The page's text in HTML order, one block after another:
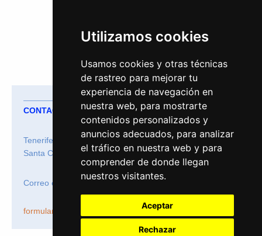
Utilizamos cookies
Usamos cookies y otras técnicas
de rastreo para mejorar tu
experiencia de navegación en
nuestra web, para mostrarte
contenidos personalizados y
anuncios adecuados, para analizar
el tráfico en nuestra web y para
comprender de donde llegan
nuestros visitantes.
Aceptar
Rechazar
CONTACTO
Tenerife Ocio
Santa Cruz de Tenerife
Correo electrónico: info@tenerifeocio.com
formulario de contacto